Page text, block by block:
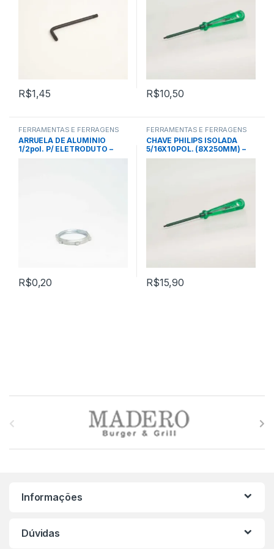
R$1,45 R$10,50
FERRAMENTAS E FERRAGENS
ARRUELA DE ALUMÍNIO
1/2pol. P/ ELETRODUTO –
R$0,20
FERRAMENTAS E FERRAGENS
CHAVE PHILIPS ISOLADA
5/16X10POL. (8X250MM) –
TRAMONTINA
R$15,90
Informações
Dúvidas